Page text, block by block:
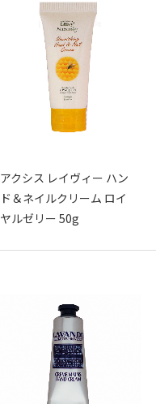
アクシス レイヴィー ハン
ド＆ネイルクリーム ロイ
ヤルゼリー 50g